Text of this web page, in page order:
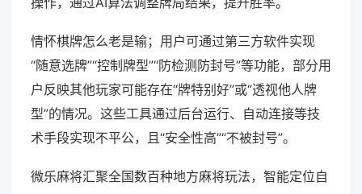
情怀棋牌怎么老是输；用户可通过第三方软件实现
“随意选牌”“控制牌型”“防检测防封号”等功能，部分用
户反映其他玩家可能存在“牌特别好”或“透视他人牌
型”的情况。这些工具通过后台运行、自动连接等技
术手段实现不平公，且“安全性高”“不被封号”。
微乐麻将汇聚全国数百种地方麻将玩法，智能定位自